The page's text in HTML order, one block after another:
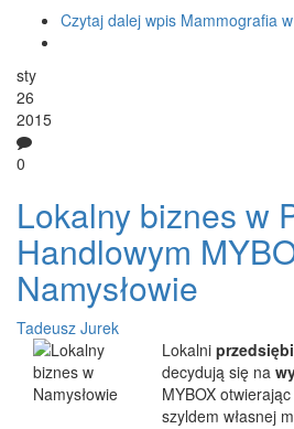
Czytaj dalej wpis Mammografia
sty
26
2015
0
Lokalny biznes w
Handlowym
Namysłowie
Tadeusz Jurek
Lokalni
decydują się na
MYBOX
szyldem własnej